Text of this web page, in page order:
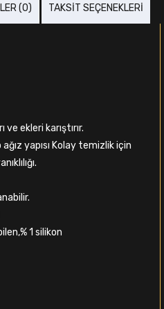
(0) TAKSIT SEÇENEKLERI
ve ekleri karıştırır.
yapısı Kolay temizlik için
1 silikon